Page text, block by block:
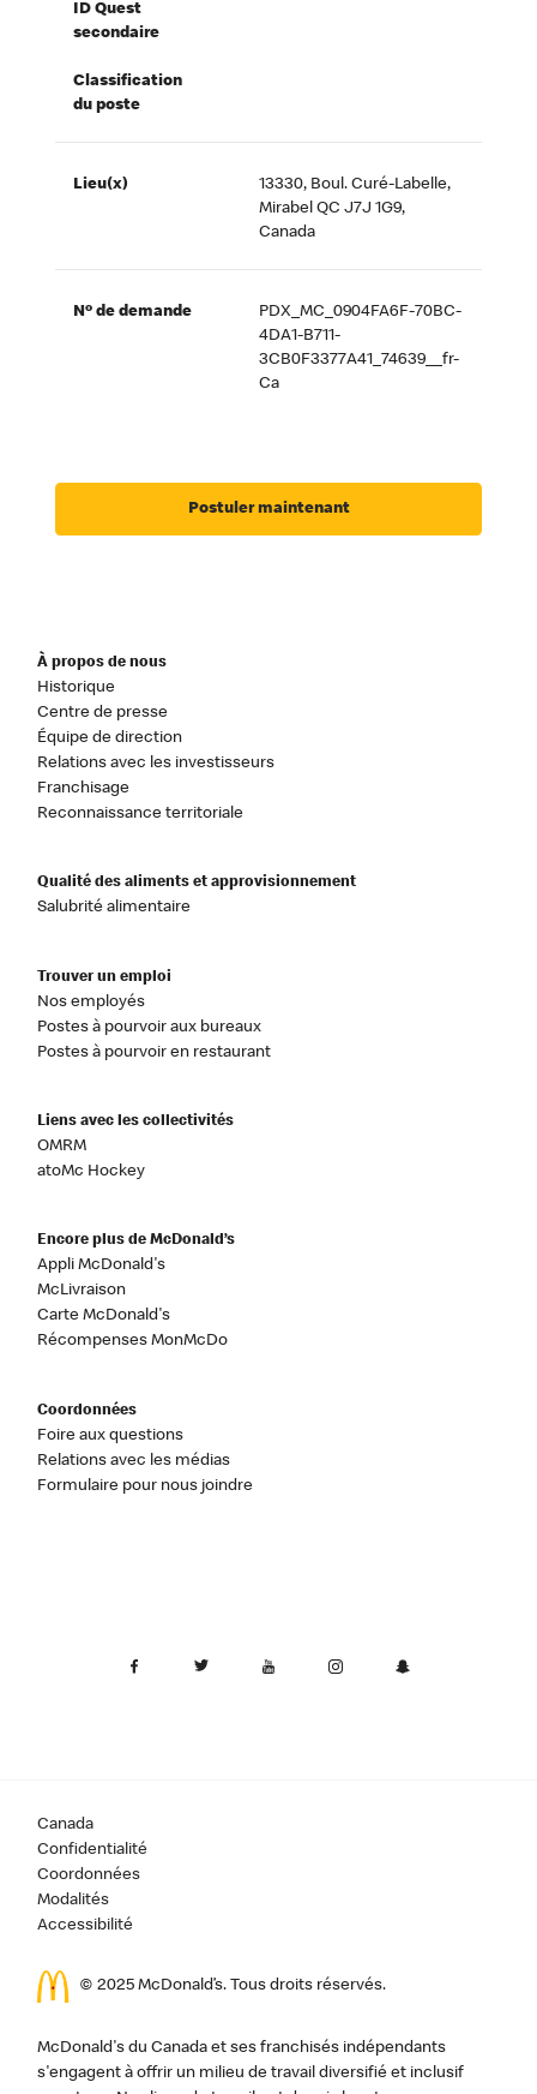
ID Quest
secondaire
Classification
du poste
Lieu(x)
13330, Boul. Curé-Labelle,
Mirabel QC J7J 1G9,
Canada
Nº de demande
PDX_MC_0904FA6F-70BC-
4DA1-B711-
3CB0F3377A41_74639__fr-
Ca
Postuler maintenant
À propos de nous
Historique
Centre de presse
Équipe de direction
Relations avec les investisseurs
Franchisage
Reconnaissance territoriale
Qualité des aliments et approvisionnement
Salubrité alimentaire
Trouver un emploi
Nos employés
Postes à pourvoir aux bureaux
Postes à pourvoir en restaurant
Liens avec les collectivités
OMRM
atoMc Hockey
Encore plus de McDonald’s
Appli McDonald's
McLivraison
Carte McDonald's
Récompenses MonMcDo
Coordonnées
Foire aux questions
Relations avec les médias
Formulaire pour nous joindre
Canada
Confidentialité
Coordonnées
Modalités
Accessibilité
© 2025 McDonald’s. Tous droits réservés.
McDonald's du Canada et ses franchisés indépendants
s'engagent à offrir un milieu de travail diversifié et inclusif